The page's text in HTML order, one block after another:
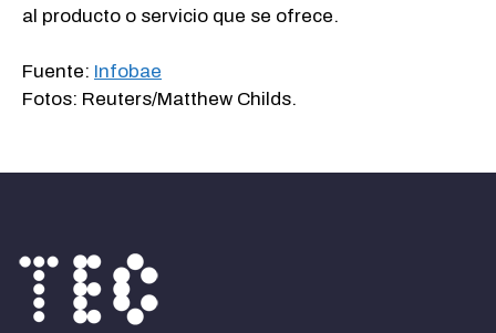
al producto o servicio que se ofrece.
Fuente: Infobae
Fotos: Reuters/Matthew Childs.